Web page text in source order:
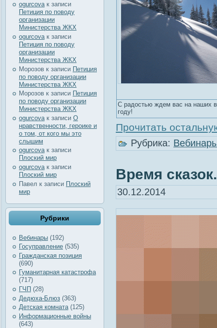
ogurcovaк записи
Петиция по поводу
организации
Министерства ЖКХ
ogurcova к записи
Петиция по поводу
организации
Министерства ЖКХ
Морозов к записи Петиция
по поводу организации
Министерства ЖКХ
Морозов к записи Петиция
по поводу организации
Министерства ЖКХ
ogurcova к записи О
нравственности, героике и
о том, от кого мы это
слышим
ogurcovaк записи
Плоский мир
ogurcova к записи
Плоский мир
Павел к записи Плоский
мир
Рубрики
Вебинары (192)
Госуправление (535)
Гражданская позиция
(690)
Гуманитарная катастрофа
(717)
ГЧП (28)
Дедюха-Блюз (363)
Детская комната(125)
Информационные войны
(643)
С радостью ждем вас на наших
году!
Прочитать
Рубрика:
Время
30.12.2014